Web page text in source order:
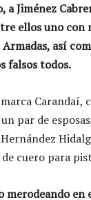
Jiménez
ellos uno con
así
falsos todos.
Carandaí,
par de
cuero para